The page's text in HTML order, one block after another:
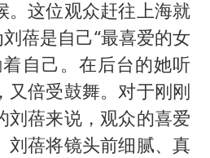
。这位观众赶往上海就
蓓是自己“最喜爱的女
自己。在后台的她听
又倍受鼓舞。对于刚刚
刘蓓来说，观众的喜爱
刘蓓将镜头前细腻、真